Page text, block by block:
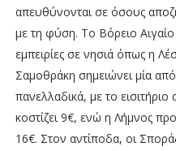
απευθύνονται σε όσους
με τη φύση. Το Βόρειο
εμπειρίες σε νησιά όπως η
Σαμοθράκη σημειώνει μία από
πανελλαδικά, με το
κοστίζει 9€, ενώ η Λήμνος
16€. Στον αντίποδα, οι